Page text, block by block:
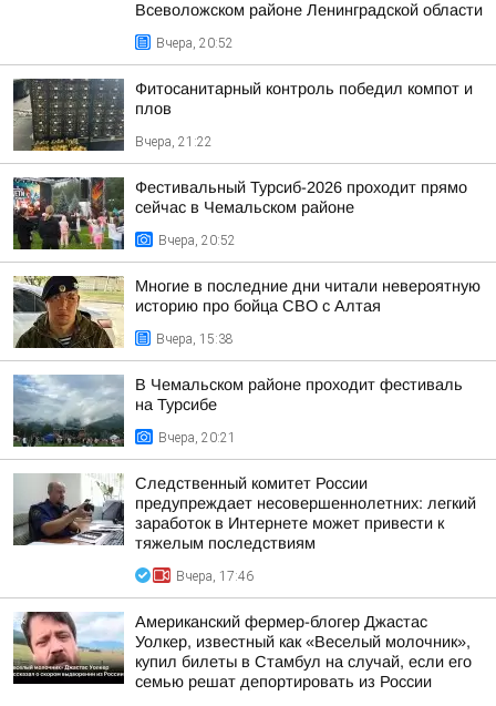
Всеволожском районе Ленинградской области
Вчера, 20:52
Фитосанитарный контроль победил компот и
плов
Вчера, 21:22
Фестивальный Турсиб-2026 проходит прямо
сейчас в Чемальском районе
Вчера, 20:52
Многие в последние дни читали невероятную
историю про бойца СВО с Алтая
Вчера, 15:38
В Чемальском районе проходит фестиваль
на Турсибе
Вчера, 20:21
Следственный комитет России
предупреждает несовершеннолетних: легкий
заработок в Интернете может привести к
тяжелым последствиям
Вчера, 17:46
Американский фермер-блогер Джастас
Уолкер, известный как «Веселый молочник»,
купил билеты в Стамбул на случай, если его
семью решат депортировать из России